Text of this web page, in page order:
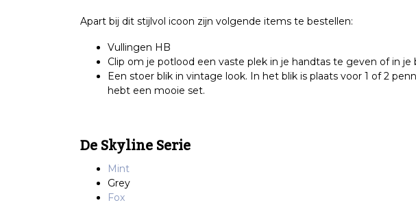
Apart bij dit stijlvol icoon zijn volgende items te bestellen:
Vullingen HB
Clip om je potlood een vaste plek in je handtas te geven of in je
Een stoer blik in vintage look. In het blik is plaats voor 1 of 2
hebt een mooie set.
De Skyline Serie
Mint
Grey
Fox